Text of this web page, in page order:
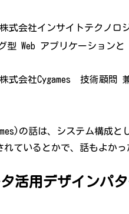
式会社インサイトテクノ
型 Web アプリケーション
式会社Cygames 技術顧問
の話は、システム構成と
れているとかで、話もよかっ
活用デザインパ